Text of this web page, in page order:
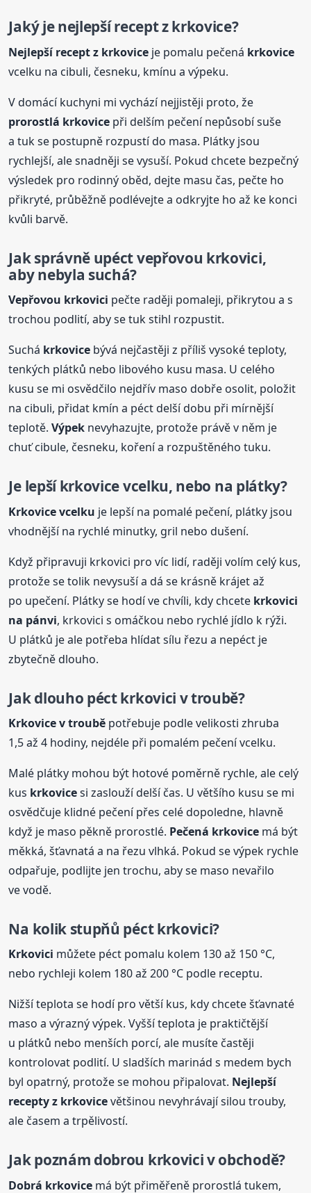
Jaký je nejlepší recept zkrkovice?
Nejlepší recept z krkovice je pomalu pečená krkovice
vcelku na cibuli, česneku, kmínu a výpeku.
V domácí kuchyni mi vychází nejjistěji proto, že
prorostlá krkovice při delším pečení nepůsobí suše
a tuk se postupně rozpustí do masa. Plátky jsou
rychlejší, ale snadněji se vysuší. Pokud chcete bezpečný
výsledek pro rodinný oběd, dejte masu čas, pečte ho
přikryté, průběžně podlévejte a odkryjte ho až ke konci
kvůli barvě.
Jak správně upéct vepřovou krkovici,
aby nebyla suchá?
Vepřovou krkovici pečte raději pomaleji, přikrytou a s
trochou podlití, aby se tuk stihl rozpustit.
Suchá krkovice bývá nejčastěji z příliš vysoké teploty,
tenkých plátků nebo libového kusu masa. U celého
kusu se mi osvědčilo nejdřív maso dobře osolit, položit
na cibuli, přidat kmín a péct delší dobu při mírnější
teplotě.Výpek nevyhazujte, protože právě v něm je
chuť cibule, česneku, koření a rozpuštěného tuku.
Je lepšíkrkovicevcelku, nebo na plátky?
Krkovicevcelku je lepší na pomalé pečení, plátky jsou
vhodnější na rychlé minutky, gril nebo dušení.
Když připravuji krkovici pro víc lidí, raději volím celý kus,
protože se tolik nevysuší a dá se krásně krájet až
po upečení. Plátky se hodí ve chvíli, kdy chcete krkovici
na pánvi, krkovici s omáčkou nebo rychlé jídlo k rýži.
U plátků je ale potřeba hlídat sílu řezu a nepéct je
zbytečně dlouho.
Jak dlouho péct krkovici v troubě?
Krkovicev troubě potřebuje podle velikosti zhruba
1,5 až 4 hodiny, nejdéle při pomalém pečení vcelku.
Malé plátky mohou být hotové poměrně rychle, ale celý
kus krkovicesi zaslouží delší čas. U většího kusu se mi
osvědčuje klidné pečení přes celé dopoledne, hlavně
když je maso pěkně prorostlé. Pečená krkovice má být
měkká, šťavnatá a na řezu vlhká. Pokud se výpek rychle
odpařuje, podlijte jen trochu, aby se maso nevařilo
ve vodě.
Na kolik stupňů péct krkovici?
Krkovici můžete péct pomalu kolem 130 až 150 °C,
nebo rychleji kolem 180 až 200 °C podle receptu.
Nižší teplota se hodí pro větší kus, kdy chcete šťavnaté
maso a výrazný výpek. Vyšší teplota je praktičtější
u plátků nebo menších porcí, ale musíte častěji
kontrolovat podlití. U sladších marinád s medem bych
byl opatrný, protože se mohou připalovat. Nejlepší
receptyz krkovicevětšinou nevyhrávají silou trouby,
ale časem a trpělivostí.
Jak poznám dobrou krkovici v obchodě?
Dobrá krkovice má být přiměřeně prorostlá tukem,